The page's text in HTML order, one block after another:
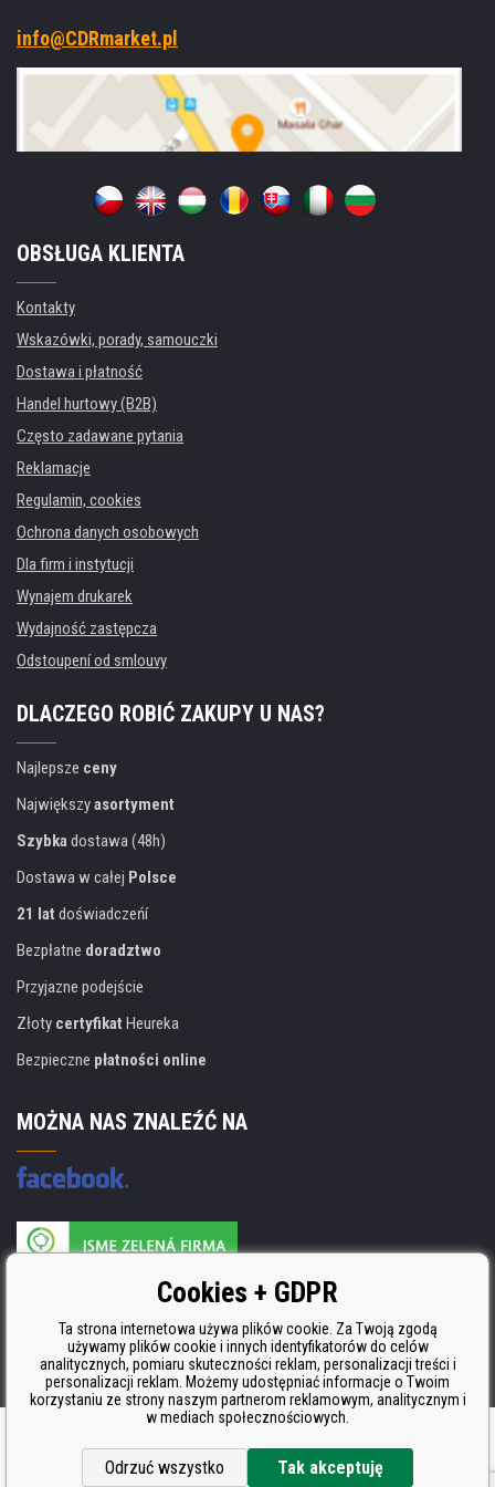
info@CDRmarket.pl
OBSŁUGA KLIENTA
Kontakty
Wskazówki, porady, samouczki
Dostawa i płatność
Handel hurtowy (B2B)
Często zadawane pytania
Reklamacje
Regulamin, cookies
Ochrona danych osobowych
Dla firm i instytucji
Wynajem drukarek
Wydajność zastępcza
Odstoupení od smlouvy
DLACZEGO ROBIĆ ZAKUPY U NAS?
Najlepsze ceny
Największyasortyment
Szybkadostawa (48h)
Dostawa w całej Polsce
21 lat doświadczeńí
Bezpłatne doradztwo
Przyjazne podejście
Złoty certyfikat Heureka
Bezpieczne płatności online
MOŻNA NAS ZNALEŹĆ NA
Producent wkładów posiada certyfikat
ISO 9001, ISO 14001 i STMC.
Oprogramowanie e-commerceBINARGON.cz
Cookies + GDPR
Ta strona internetowa używa plików cookie. Za Twoją zgodą
używamy plików cookie i innych identyfikatorów do celów
analitycznych, pomiaru skuteczności reklam, personalizacji treści i
personalizacji reklam. Możemy udostępniać informacje o Twoim
korzystaniu ze strony naszym partnerom reklamowym, analitycznym i
w mediach społecznościowych.
Odrzuć wszystko Tak akceptuję